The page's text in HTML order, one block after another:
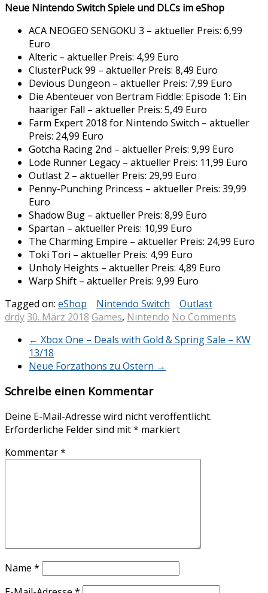
Neue Nintendo Switch Spiele und DLCs im eShop
ACA NEOGEO SENGOKU 3 – aktueller Preis: 6,99
Euro
Alteric – aktueller Preis: 4,99 Euro
ClusterPuck 99 – aktueller Preis: 8,49 Euro
Devious Dungeon – aktueller Preis: 7,99 Euro
Die Abenteuer von Bertram Fiddle: Episode 1: Ein
haariger Fall – aktueller Preis: 5,49 Euro
Farm Expert 2018 for Nintendo Switch – aktueller
Preis: 24,99 Euro
Gotcha Racing 2nd – aktueller Preis: 9,99 Euro
Lode Runner Legacy – aktueller Preis: 11,99 Euro
Outlast 2 – aktueller Preis: 29,99 Euro
Penny-Punching Princess – aktueller Preis: 39,99
Euro
Shadow Bug – aktueller Preis: 8,99 Euro
Spartan – aktueller Preis: 10,99 Euro
The Charming Empire – aktueller Preis: 24,99 Euro
Toki Tori – aktueller Preis: 4,99 Euro
Unholy Heights – aktueller Preis: 4,89 Euro
Warp Shift – aktueller Preis: 9,99 Euro
Tagged on: eShop Nintendo Switch
Outlast
drdy30. März 2018 Games, Nintendo No Comments
← Xbox One – Deals with Gold & Spring Sale – KW
13/18
Neue Forzathons zu Ostern →
Schreibe einen Kommentar
Deine E-Mail-Adresse wird nicht veröffentlicht.
Erforderliche Felder sind mit* markiert
Kommentar*
Name *